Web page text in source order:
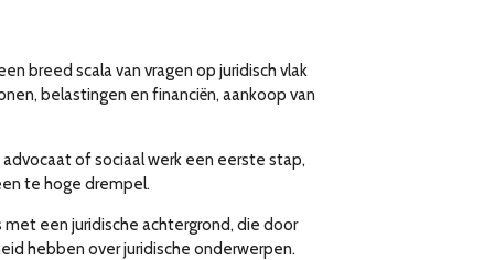
breed scala van vragen op juridisch vlak
belastingen en financiën, aankoop van
of sociaal werk een eerste stap,
te hoge drempel.
een juridische achtergrond, die door
hebben over juridische onderwerpen.